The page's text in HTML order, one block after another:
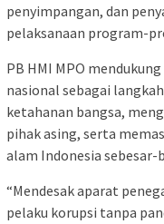
penyimpangan, dan
pelaksanaan program-
PB HMI MPO
nasional sebagai
ketahanan bangsa,
pihak asing, serta
alam Indonesia
“Mendesak aparat
pelaku korupsi tanpa